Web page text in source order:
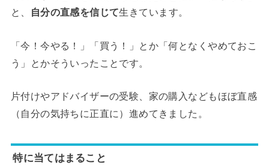
と、
自分の直感を信じて生きています。
「今！今やる！」「買う！」とか「何となくやめておこ
う」とかそういったことです。
片付けやアドバイザーの受験、家の購入などもほぼ直感
（自分の気持ちに正直に）進めてきました。
特に当てはまること